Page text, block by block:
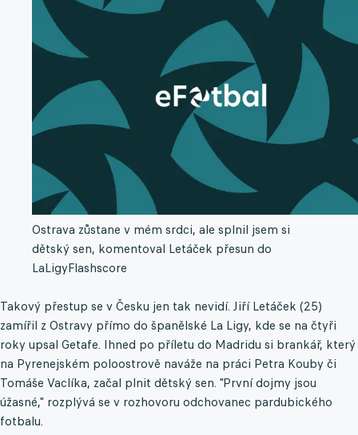
Ostrava zůstane v mém srdci, ale splnil jsem si
dětský sen, komentoval Letáček přesun do
LaLigyFlashscore
Takový přestup se v Česku jen tak nevidí. Jiří Letáček (25)
zamířil z Ostravy přímo do španělské La Ligy, kde se na čtyři
roky upsal Getafe. Ihned po příletu do Madridu si brankář, který
na Pyrenejském poloostrově naváže na práci Petra Kouby či
Tomáše Vaclíka, začal plnit dětský sen. "První dojmy jsou
úžasné," rozplývá se v rozhovoru odchovanec pardubického
fotbalu.